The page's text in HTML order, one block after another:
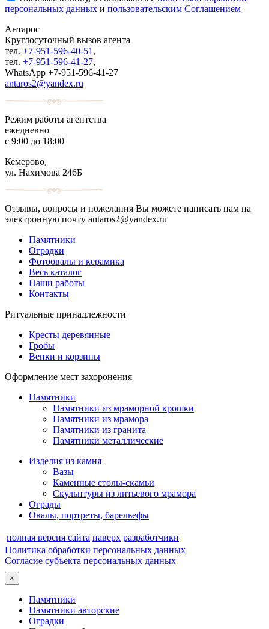
персональных данных и пользовательским Соглашением
Антарос
Круглосуточный вызов агента
тел. +7-951-596-40-51 ,
тел. +7-951-596-41-27,
WhatsApp +7-951-596-41-27
antaros2@yandex.ru
Режим работы агентства
ежедневно
с 9:00 до 18:00
Кемерово,
ул. Нахимова 246Б
Отзывы, вопросы и пожелания Вы можете написать нам на
электронную почту antaros2@yandex.ru
Памятники
Оградки
Фотоовалы и керамика
Весь каталог
Наши работы
Контакты
Ритуальные принадлежности
Кресты деревянные
Гробы
Венки и корзины
Оформление мест захоронения
Памятники
Памятники из мраморной крошки
Памятники из мрамора
Памятники из гранита
Памятники металлические
Изделия из камня
Вазы
Каменные столы-скамьи
Скульптуры из литьевого мрамора
Ограды
Овалы, портреты, барельефы
полная версия сайта наверх разработчики
Политика обработки персональных данных
Согласие субъекта персональных данных
×
Памятники
Памятники авторские
Оградки